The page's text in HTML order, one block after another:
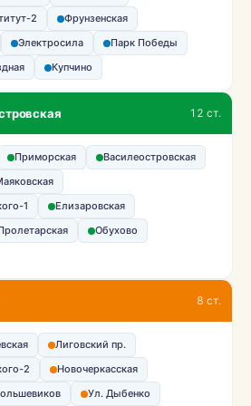
2
Фрунзенская
Электросила
Парк Победы
Купчино
12 ст.
Приморская
Василеостровская
1
Елизаровская
Обухово
8 ст.
Лиговский пр.
2
Новочеркасская
Ул. Дыбенко